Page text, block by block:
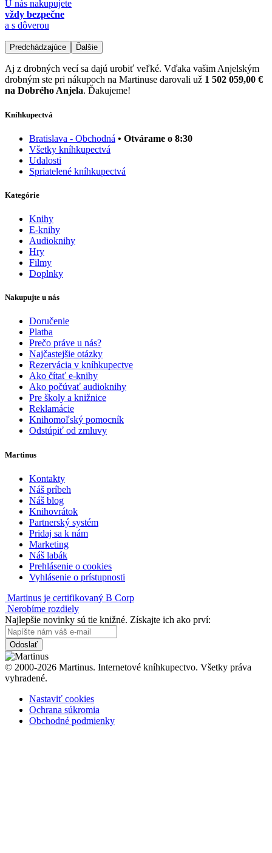
U nás nakupujete
vždy bezpečne
a s dôverou
Predchádzajúce Ďalšie
Aj z drobných vecí sa dajú urobiť veľké. Vďaka vašim Anjelským
drobným ste pri nákupoch na Martinuse darovali už 1 502 059,00 €
na Dobrého Anjela. Ďakujeme!
Kníhkupectvá
Bratislava - Obchodná • Otvárame o 8:30
Všetky kníhkupectvá
Udalosti
Spriatelené kníhkupectvá
Kategórie
Knihy
E-knihy
Audioknihy
Hry
Filmy
Doplnky
Nakupujte u nás
Doručenie
Platba
Prečo práve u nás?
Najčastejšie otázky
Rezervácia v kníhkupectve
Ako čítať e-knihy
Ako počúvať audioknihy
Pre školy a knižnice
Reklamácie
Knihomoľský pomocník
Odstúpiť od zmluvy
Martinus
Kontakty
Náš príbeh
Náš blog
Knihovrátok
Partnerský systém
Pridaj sa k nám
Marketing
Náš labák
Prehlásenie o cookies
Vyhlásenie o prístupnosti
Martinus je certifikovaný B Corp
Nerobíme rozdiely
Najlepšie novinky sú tie knižné. Získajte ich ako prví:
Odoslať
© 2000-2026 Martinus. Internetové kníhkupectvo. Všetky práva
vyhradené.
Nastaviť cookies
Ochrana súkromia
Obchodné podmienky